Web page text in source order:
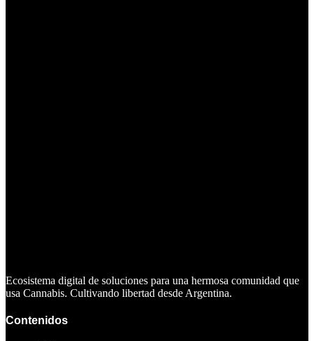
Ecosistema digital de soluciones para una hermosa comunidad que
usa Cannabis. Cultivando libertad desde Argentina.
Contenidos